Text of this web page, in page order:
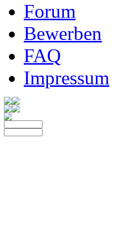
Forum
Bewerben
FAQ
Impressum